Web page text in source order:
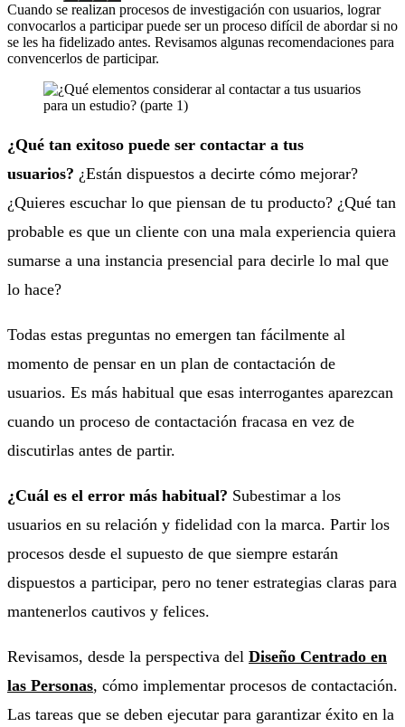
Cuando se realizan procesos de investigación con usuarios, lograr
convocarlos a participar puede ser un proceso difícil de abordar si no
se les ha fidelizado antes. Revisamos algunas recomendaciones para
convencerlos de participar.
¿Qué tan exitoso puede ser contactar a tus
usuarios? ¿Están dispuestos a decirte cómo mejorar?
¿Quieres escuchar lo que piensan de tu producto? ¿Qué tan
probable es que un cliente con una mala experiencia quiera
sumarse a una instancia presencial para decirle lo mal que
lo hace?
Todas estas preguntas no emergen tan fácilmente al
momento de pensar en un plan de contactación de
usuarios. Es más habitual que esas interrogantes aparezcan
cuando un proceso de contactación fracasa en vez de
discutirlas antes de partir.
¿Cuál es el error más habitual? Subestimar a los
usuarios en su relación y fidelidad con la marca. Partir los
procesos desde el supuesto de que siempre estarán
dispuestos a participar, pero no tener estrategias claras para
mantenerlos cautivos y felices.
Revisamos, desde la perspectiva del Diseño Centrado en
las Personas, cómo implementar procesos de contactación.
Las tareas que se deben ejecutar para garantizar éxito en la